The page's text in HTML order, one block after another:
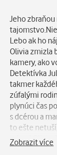
Popis
Jeho
Lebo ak ho
Olivia zmizla
kamery, ako
Detektívka
takmer
zúfalými
plynúci čas
s dcérou a
to ešte
prípad Olivie.
je to zbraň,
Zobrazit více